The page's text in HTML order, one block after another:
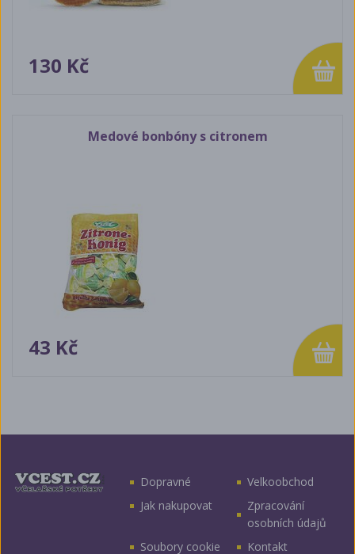
130 Kč
Medové bonbóny s citronem
43 Kč
Dopravné
Velkoobchod
Jak nakupovat
Zpracování
osobních údajů
Soubory cookie
Kontakt